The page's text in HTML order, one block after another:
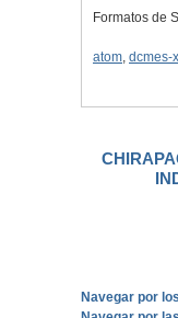
Formatos de
atom, dcmes-
Navegar por